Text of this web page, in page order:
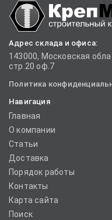
Адрес склада и офиса:
143000, Московская
стр.20 оф.7
Политика
Навигация
Главная
О компании
Статьи
Доставка
Порядок работы
Контакты
Карта сайта
Поиск